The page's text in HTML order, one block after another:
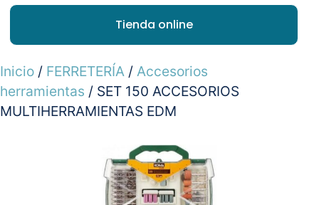
Tienda online
Inicio / FERRETERÍA / Accesorios
herramientas / SET 150 ACCESORIOS
MULTIHERRAMIENTAS EDM